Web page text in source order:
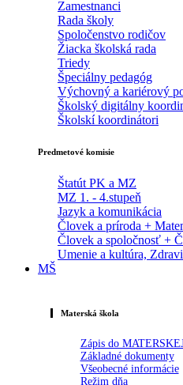
Zamestnanci
Rada školy
Spoločenstvo rodičov
Žiacka školská rada
Triedy
Špeciálny pedagóg
Výchovný a kariérový
Školský digitálny
Školskí koordinátori
Predmetové komisie
Štatút PK a MZ
MZ 1. - 4.stupeň
Jazyk a komunikácia
Človek a príroda +
Človek a spoločnosť +
Umenie a kultúra,
MŠ
Materská škola
Zápis do
Základné dokumenty
Všeobecné informácie
Režim dňa